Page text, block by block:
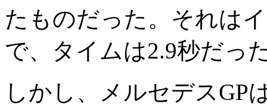
たものだった。それは
で、タイムは2.9秒だっ
しかし、メルセデスGP